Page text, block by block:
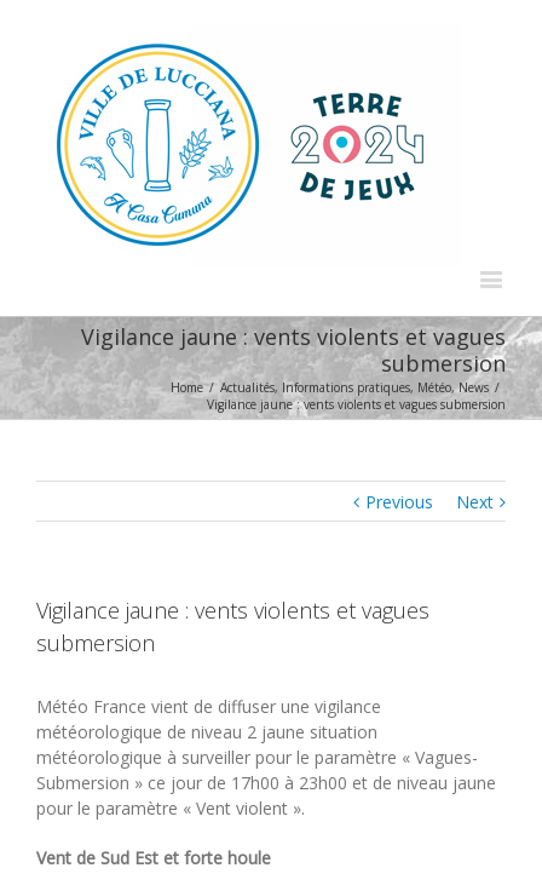
Vigilance jaune : vents violents et vagues
submersion
Home / Actualités, Informations pratiques, Météo,News /
Vigilance jaune : vents violents et vagues submersion
Previous Next
Vigilance jaune : vents violents et vagues
submersion
Météo France vient de diffuser une vigilance
météorologique de niveau 2 jaune situation
météorologique à surveiller pour le paramètre « Vagues-
Submersion » ce jour de 17h00 à 23h00 et de niveau jaune
pour le paramètre « Vent violent ».
Vent de Sud Est et forte houle